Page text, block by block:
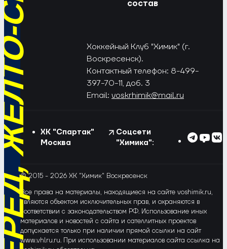
состав
Хоккейный Клуб "Химик" (г.
Воскресенск).
Контактный телефон: 8-499-
397-70-11, доб. 3
Email: voskrhimik@mail.ru
ХК "Спартак"
Москва
Соцсети
"Химика":
© 2015 - 2026 ХК "Химик" Воскресенск
Все права на материалы, находящиеся на сайте voshimik.ru,
являются объектом исключительных прав, и охраняются в
соответствии с законодательством РФ. Использование иных
материалов и новостей с сайта и сателлитных проектов
допускается только при наличии прямой ссылки на сайт
www.vhlru.ru. При использовании материалов сайта ссылка на